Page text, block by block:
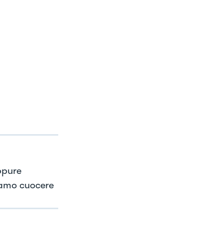
cuocere